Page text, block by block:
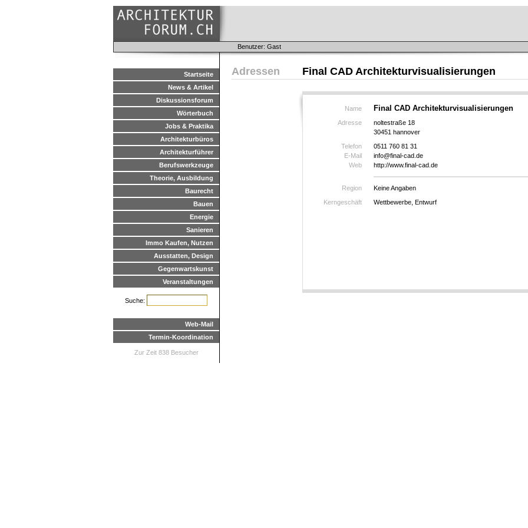
Benutzer: Gast
Startseite
News & Artikel
Diskussionsforum
Wörterbuch
Jobs & Praktika
Architekturbüros
Architekturführer
Berufswerkzeuge
Theorie, Ausbildung
Baurecht
Bauen
Energie
Sanieren
Immo Kaufen, Nutzen
Ausstatten, Design
Gegenwartskunst
Veranstaltungen
Suche:
Web-Mail
Termin-Koordination
Zur Zeit 838 Besucher
Adressen Final CAD Architekturvisualisierungen
Name Final CAD Architekturvisualisierungen
Adresse
noltestraße 18
30451 hannover
Telefon
0511 760 81 31
E-Mail
info@final-cad.de
Web
http://www.final-cad.de
Region
Keine Angaben
Kerngeschäft
Wettbewerbe, Entwurf